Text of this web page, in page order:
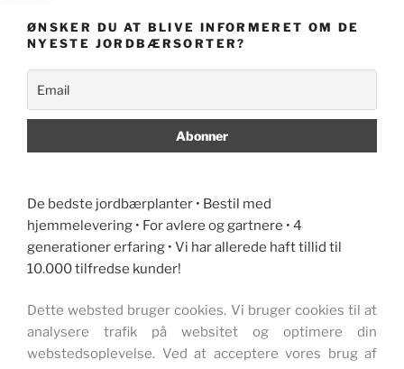
ØNSKER DU AT BLIVE INFORMERET OM DE
NYESTE JORDBÆRSORTER?
De bedste jordbærplanter • Bestil med
hjemmelevering • For avlere og gartnere • 4
generationer erfaring • Vi har allerede haft tillid til
10.000 tilfredse kunder!
Dette websted bruger cookies. Vi bruger cookies til at
analysere trafik på websitet og optimere din
webstedsoplevelse. Ved at acceptere vores brug af